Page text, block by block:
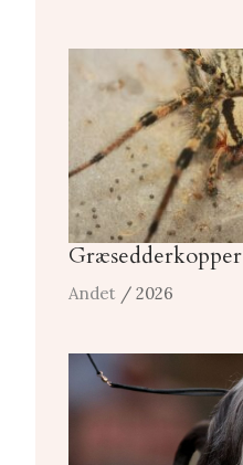
Græsedderkopper
Andet / 2026